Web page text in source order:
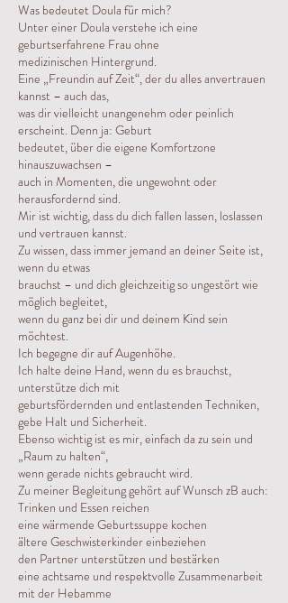
Was bedeutet Doula für mich?
Unter einer Doula verstehe ich eine
geburtserfahrene Frau ohne
medizinischen Hintergrund.
Eine „Freundin auf Zeit“, der du alles anvertrauen
kannst – auch das,
was dir vielleicht unangenehm oder peinlich
erscheint. Denn ja: Geburt
bedeutet, über die eigene Komfortzone
hinauszuwachsen –
auch in Momenten, die ungewohnt oder
herausfordernd sind.
Mir ist wichtig, dass du dich fallen lassen, loslassen
und vertrauen kannst.
Zu wissen, dass immer jemand an deiner Seite ist,
wenn du etwas
brauchst – und dich gleichzeitig so ungestört wie
möglich begleitet,
wenn du ganz bei dir und deinem Kind sein
möchtest.
Ich begegne dir auf Augenhöhe.
Ich halte deine Hand, wenn du es brauchst,
unterstütze dich mit
geburtsfördernden und entlastenden Techniken,
gebe Halt und Sicherheit.
Ebenso wichtig ist es mir, einfach da zu sein und
„Raum zu halten“,
wenn gerade nichts gebraucht wird.
Zu meiner Begleitung gehört auf Wunsch zB auch:
Trinken und Essen reichen
eine wärmende Geburtssuppe kochen
ältere Geschwisterkinder einbeziehen
den Partner unterstützen und bestärken
eine achtsame und respektvolle Zusammenarbeit
mit der Hebamme